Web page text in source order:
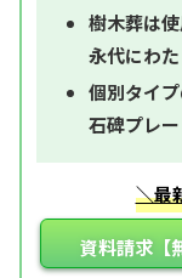
樹木葬は
永代にわ
個別タイ
石碑プレ
＼最
資料請求【